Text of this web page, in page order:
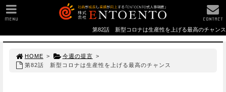
第82話 新型コロナは生産性を上げる最高のチャンス
HOME > 今週の提言 >
第82話 新型コロナは生産性を上げる最高のチャンス
MENU CONTACT